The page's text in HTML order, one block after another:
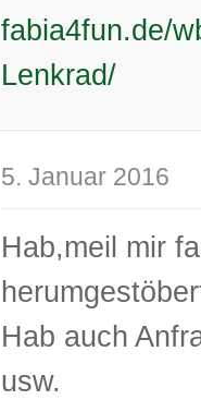
fabia4fun.de/
Lenkrad/
5. Januar 2016
Hab,meil mir
Hab auch
usw.